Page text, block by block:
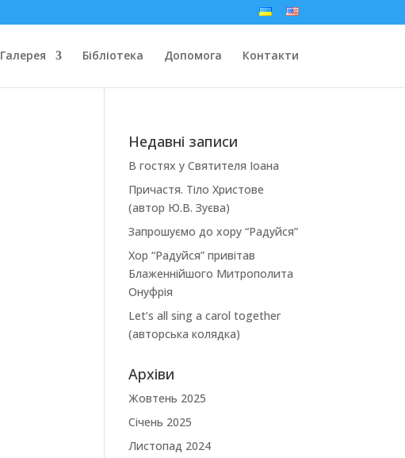
Галерея Бібліотека Допомога Контакти
Недавні записи
В гостях у Святителя Іоана
Причастя. Тіло Христове
(автор Ю.В. Зуєва)
Запрошуємо до хору “Радуйся”
Хор “Радуйся” привітав
Блаженнійшого Митрополита
Онуфрія
Let’s all sing a carol together
(авторська колядка)
Архіви
Жовтень 2025
Січень 2025
Листопад 2024